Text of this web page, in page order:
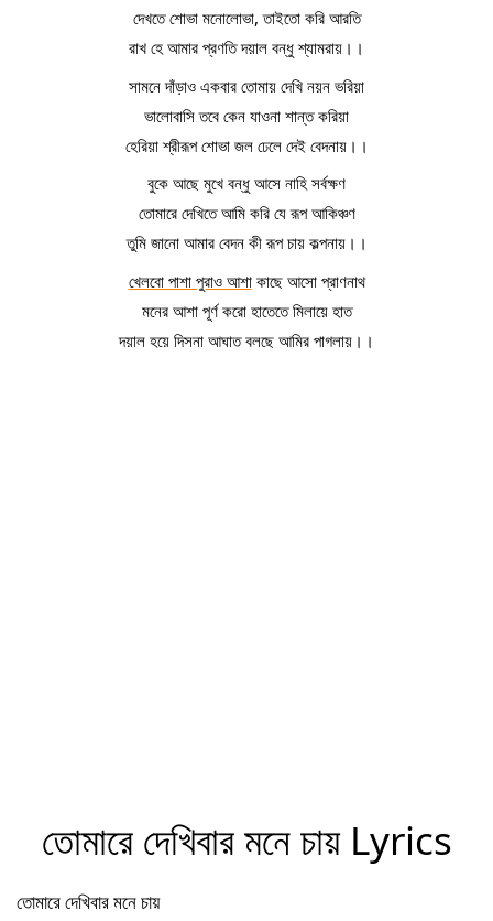
দেখতে শোভা মনোলোভা, তাইতো করি আরতি
রাখ হে আমার প্রণতি দয়াল বন্ধু শ্যামরায়।।
সামনে দাঁড়াও একবার তোমায় দেখি নয়ন ভরিয়া
ভালোবাসি তবে কেন যাওনা শান্ত করিয়া
হেরিয়া শ্রীরূপ শোভা জল ঢেলে দেই বেদনায়।।
বুকে আছে মুখে বন্ধু আসে নাহি সর্বক্ষণ
তোমারে দেখিতে আমি করি যে রূপ আকিঞ্চণ
তুমি জানো আমার বেদন কী রূপ চায় কল্পনায়।।
খেলবো পাশা পুরাও আশা কাছে আসো প্রাণনাথ
মনের আশা পূর্ণ করো হাতেতে মিলায়ে হাত
দয়াল হয়ে দিসনা আঘাত বলছে আমির পাগলায়।।
তোমারে দেখিবার মনে চায় Lyrics
তোমারে দেখিবার মনে চায়